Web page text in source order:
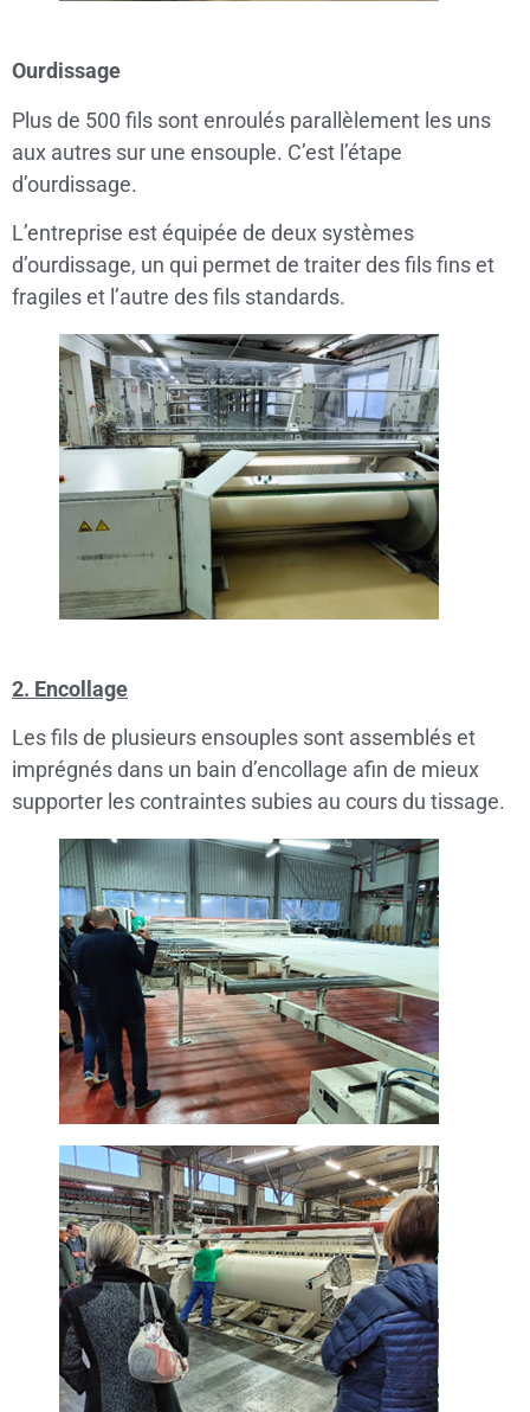
Ourdissage
Plus de 500 fils sont enroulés parallèlement les uns
aux autres sur une ensouple. C’est l’étape
d’ourdissage.
L’entreprise est équipée de deux systèmes
d’ourdissage, un qui permet de traiter des fils fins et
fragiles et l’autre des fils standards.
2. Encollage
Les fils de plusieurs ensouples sont assemblés et
imprégnés dans un bain d’encollage afin de mieux
supporter les contraintes subies au cours du tissage.